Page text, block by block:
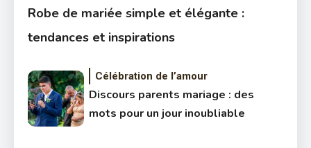
Robe de mariée simple et élégante :
tendances et inspirations
Célébration de l’amour
Discours parents mariage : des
mots pour un jour inoubliable